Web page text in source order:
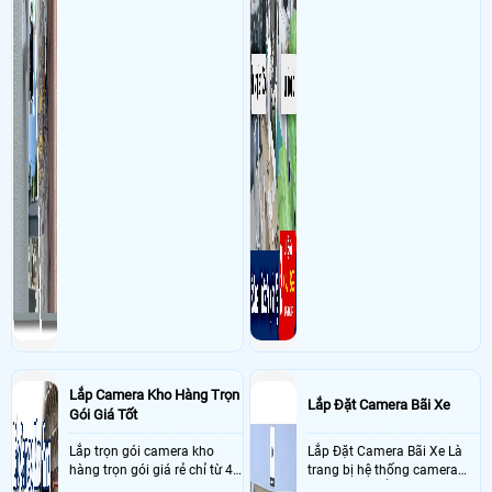
Lắp Camera Kho Hàng Trọn
Gói Giá Tốt
Lắp trọn gói camera kho
hàng trọn gói giá rẻ chỉ từ 4
Lắp Đặt Camera Bãi Xe
Lắp Đặt Camera Bãi Xe Là
trang bị hệ thống camera